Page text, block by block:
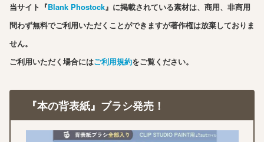
当サイト『Blank Phostock』に掲載されている素材は、商用、非商用
問わず無料でご利用いただくことができますが著作権は放棄しておりま
せん。
ご利用いただく場合にはご利用規約をご覧ください。
『本の背表紙』ブラシ発売！